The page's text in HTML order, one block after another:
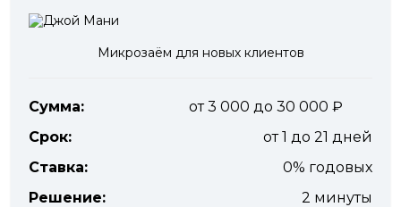
Микрозаём для новых клиентов
Сумма:
от 3 000 до 30 000
Срок:
от 1 до 21 дней
Ставка:
0% годовых
Решение:
2 минуты